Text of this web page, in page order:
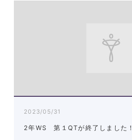
2023/05/31
2年WS 第１QTが終了しました！